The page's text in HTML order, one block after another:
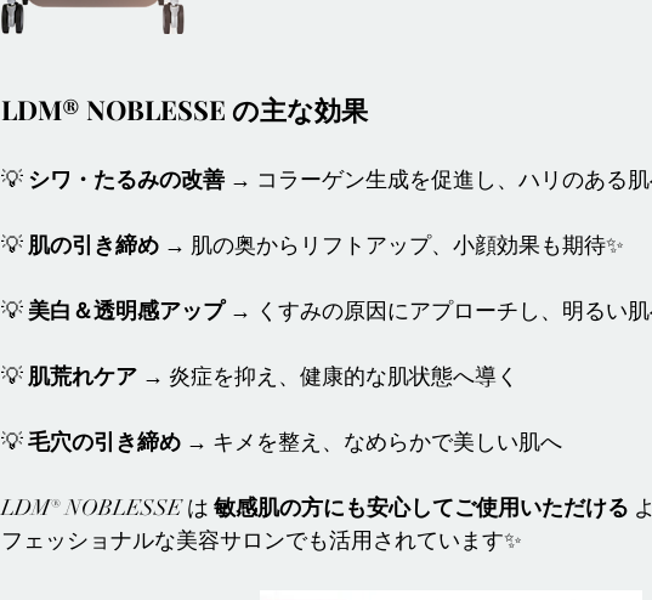
LDM® NOBLESSE の主な効果
💡 シワ・たるみの改善 → コラーゲン生成を促進し、ハリのある
💡 肌の引き締め → 肌の奥からリフトアップ、小顔効果も期待✨
💡 美白＆透明感アップ → くすみの原因にアプローチし、明るい
💡 肌荒れケア → 炎症を抑え、健康的な肌状態へ導く
💡 毛穴の引き締め → キメを整え、なめらかで美しい肌へ
LDM® NOBLESSE は 敏感肌の方にも安心してご使用いただける
フェッショナルな美容サロンでも活用されています✨